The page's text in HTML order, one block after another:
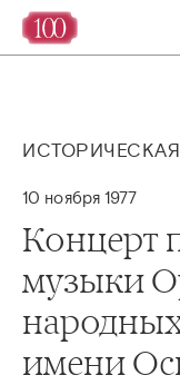
10 ноября 1977
Концерт
музыки
имени